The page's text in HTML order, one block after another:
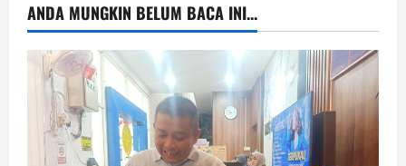
ANDA MUNGKIN BELUM BACA INI...